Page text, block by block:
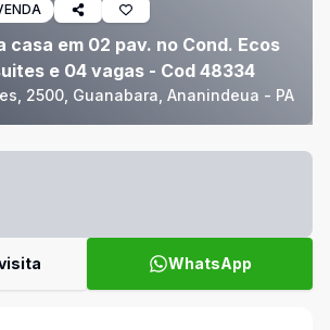
casa em 02 pav. no Cond. Ecos
e 04 vagas - Cod 48334
2500, Guanabara, Ananindeua - PA
WhatsApp